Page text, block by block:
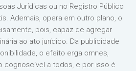
Jurídicas ou no Registro Público
Ademais, opera em outro plano, o
pois, capaz de agregar
ao ato jurídico. Da publicidade
o efeito erga omnes,
cognoscível a todos, e por isso é